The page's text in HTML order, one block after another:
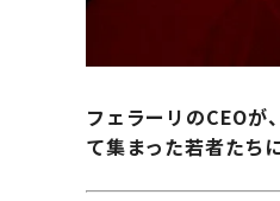
フェラーリのCEOが
て集まった若者たち